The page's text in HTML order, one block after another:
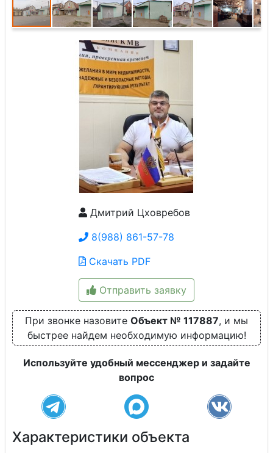
Дмитрий Цховребов
8(988) 861-57-78
Скачать PDF
Отправить заявку
При звонке назовите Объект № 117887, и мы
быстрее найдем необходимую информацию!
Используйте удобный мессенджер и задайте
вопрос
Характеристики объекта